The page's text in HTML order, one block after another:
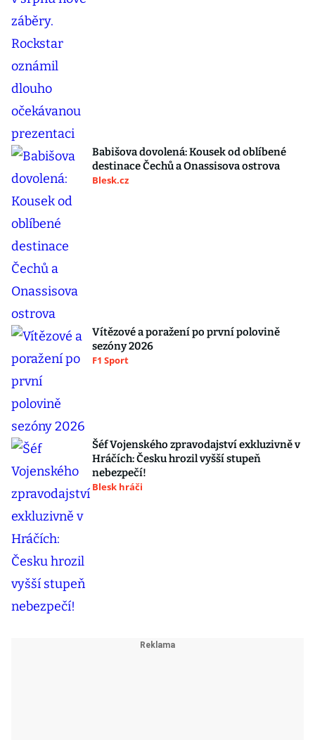
Babišova dovolená: Kousek od oblíbené
destinace Čechů a Onassisova ostrova
Blesk.cz
Vítězové a poražení po první polovině
sezóny 2026
F1 Sport
Šéf Vojenského zpravodajství exkluzivně v
Hráčích: Česku hrozil vyšší stupeň
nebezpečí!
Blesk hráči